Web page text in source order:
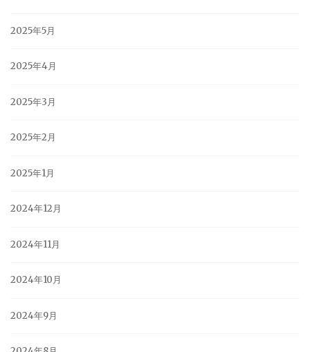
2025年5月
2025年4月
2025年3月
2025年2月
2025年1月
2024年12月
2024年11月
2024年10月
2024年9月